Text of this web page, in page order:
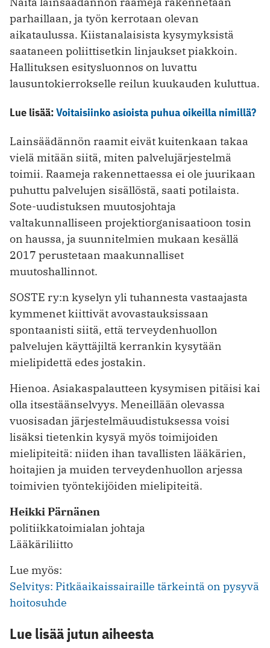
parhaillaan, ja työn kerrotaan olevan
aikataulussa. Kiistanalaisista kysymyksistä
saataneen poliittisetkin linjaukset piakkoin.
Hallituksen esitysluonnos on luvattu
lausuntokierrokselle reilun kuukauden kuluttua.
Lue lisää:Voitaisiinko asioista puhua oikeilla nimillä?
Lainsäädännön raamit eivät kuitenkaan takaa
vielä mitään siitä, miten palvelujärjestelmä
toimii. Raameja rakennettaessa ei ole juurikaan
puhuttu palvelujen sisällöstä, saati potilaista.
Sote-uudistuksen muutosjohtaja
valtakunnalliseen projektiorganisaatioon tosin
on haussa, ja suunnitelmien mukaan kesällä
2017 perustetaan maakunnalliset
muutoshallinnot.
SOSTE ry:n kyselyn yli tuhannesta vastaajasta
kymmenet kiittivät avovastauksissaan
spontaanisti siitä, että terveydenhuollon
palvelujen käyttäjiltä kerrankin kysytään
mielipidettä edes jostakin.
Hienoa. Asiakaspalautteen kysymisen pitäisi kai
olla itsestäänselvyys. Meneillään olevassa
vuosisadan järjestelmäuudistuksessa voisi
lisäksi tietenkin kysyä myös toimijoiden
mielipiteitä: niiden ihan tavallisten lääkärien,
hoitajien ja muiden terveydenhuollon arjessa
toimivien työntekijöiden mielipiteitä.
Heikki Pärnänen
politiikkatoimialan johtaja
Lääkäriliitto
Lue myös:
Selvitys: Pitkäaikaissairaille tärkeintä on pysyvä
hoitosuhde
Lue lisää jutun aiheesta